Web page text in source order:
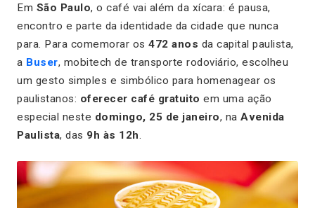
Em São Paulo, o café vai além da xícara: é pausa,
encontro e parte da identidade da cidade que nunca
para. Para comemorar os 472 anos da capital paulista,
a Buser, mobitech de transporte rodoviário, escolheu
um gesto simples e simbólico para homenagear os
paulistanos: oferecer café gratuito em uma ação
especial neste domingo, 25 de janeiro, na Avenida
Paulista, das 9h às 12h.